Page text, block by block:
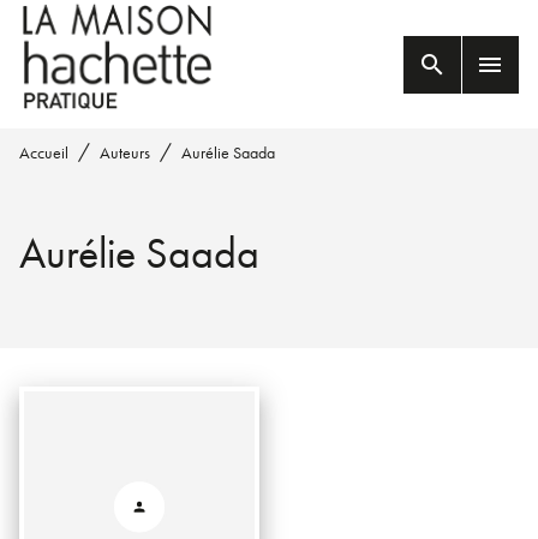
MENU RECHERCHE
PIED DE PAGE
search menu
Accueil / Auteurs / Aurélie Saada
Aurélie Saada